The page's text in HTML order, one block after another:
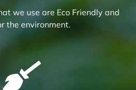
we use are Eco Friendly and
the environment.